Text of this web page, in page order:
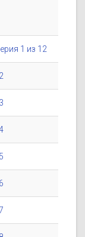
1 из 12